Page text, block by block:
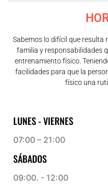
Sabemos lo difícil que resulta
familia y responsabilidades
entrenamiento físico.
facilidades para que la
físico una
LUNES - VIERNES
07:00 – 21:00
SÁBADOS
09:00. - 12:00